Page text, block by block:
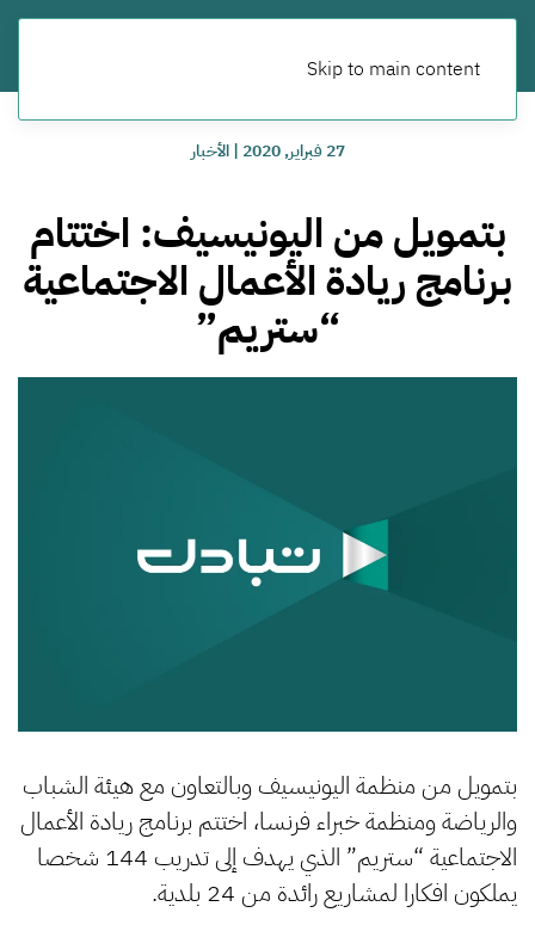
Skip to main content
27 فبراير, 2020 |الأخبار
بتمويل من اليونيسيف: اختتام
برنامج ريادة الأعمال الاجتماعية
“ستريم”
بتمويل من منظمة اليونيسيف وبالتعاون مع هيئة الشباب
والرياضة ومنظمة خبراء فرنسا، اختتم برنامج ريادة الأعمال
الاجتماعية “ستريم” الذي يهدف إلى تدريب 144 شخصا
يملكون افكارا لمشاريع رائدة من 24 بلدية.